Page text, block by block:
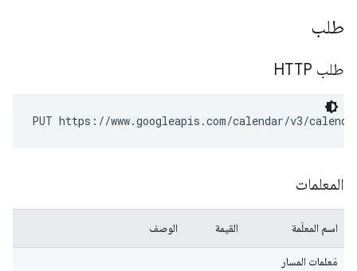
طلب
طلب HTTP
PUT https://www.googleapis.com/calendar/v3/
المعلمات
اسم المعلَمة القيمة الوصف
مَعلمات المسار